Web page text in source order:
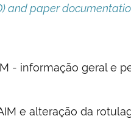
and paper
- informação geral e
e alteração da